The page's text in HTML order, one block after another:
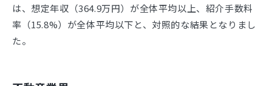
は、想定年収（364.9万円）が全体平均以上、紹介手数料
率（15.8%）が全体平均以下と、対照的な結果となりまし
た。